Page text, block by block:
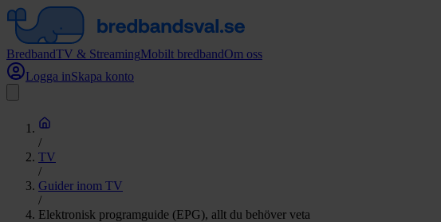
BredbandTV & StreamingMobilt bredbandOm oss
Logga inSkapa konto
/
TV
/
Guider inom TV
/
Elektronisk programguide (EPG), allt du behöver veta